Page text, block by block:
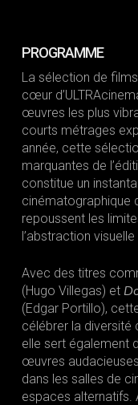
PROGRAMME
La sélection de
cœur
œuvres les plus
courts métrages
année, cette
marquantes de
constitue un
cinématographique
repoussent les
l’abstraction
Avec des titres
(Hugo Villegas) et
(Edgar Portillo),
célébrer la diversité
elle sert également
œuvres
dans les salles de
espaces alternatifs.